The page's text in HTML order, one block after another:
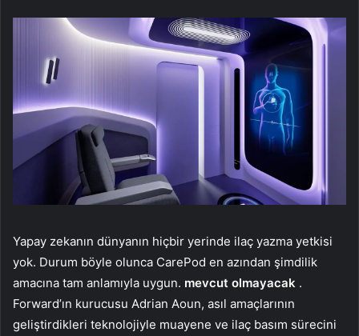
Yapay zekanın dünyanın hiçbir yerinde ilaç yazma yetkisi
yok. Durum böyle olunca CarePod en azından şimdilik
amacına tam anlamıyla uygun. mevcut olmayacak .
Forward’ın kurucusu Adrian Aoun, asıl amaçlarının
geliştirdikleri teknolojiyle muayene ve ilaç basım sürecini